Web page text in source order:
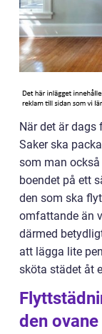
När det är
Saker ska
som man
boendet på ett
den som ska
omfattande än
därmed
att lägga lite
sköta städet åt
den ovane